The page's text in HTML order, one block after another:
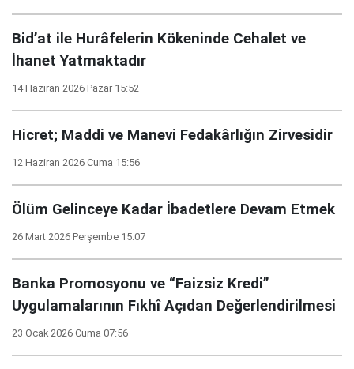
Bid’at ile Hurâfelerin Kökeninde Cehalet ve
İhanet Yatmaktadır
14 Haziran 2026 Pazar 15:52
Hicret; Maddi ve Manevi Fedakârlığın Zirvesidir
12 Haziran 2026 Cuma 15:56
Ölüm Gelinceye Kadar İbadetlere Devam Etmek
26 Mart 2026 Perşembe 15:07
Banka Promosyonu ve “Faizsiz Kredi”
Uygulamalarının Fıkhî Açıdan Değerlendirilmesi
23 Ocak 2026 Cuma 07:56